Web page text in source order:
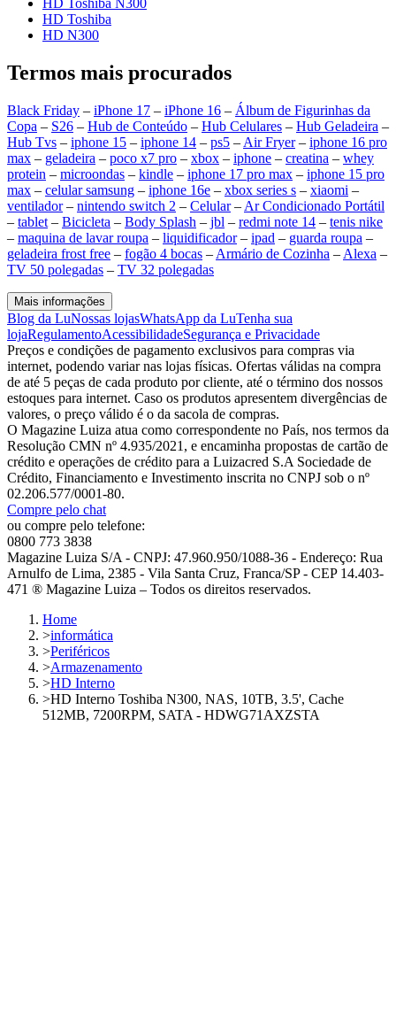
HD Toshiba N300
HD Toshiba
HD N300
Termos mais procurados
Black Friday – iPhone 17 – iPhone 16 – Álbum de Figurinhas da
Copa – S26 – Hub de Conteúdo – Hub Celulares – Hub Geladeira –
Hub Tvs – iphone 15 – iphone 14 – ps5 – Air Fryer– iphone 16 pro
max – geladeira – poco x7 pro – xbox – iphone – creatina – whey
protein – microondas – kindle – iphone 17 pro max – iphone 15 pro
max – celular samsung – iphone 16e – xbox series s – xiaomi –
ventilador– nintendo switch 2 – Celular– Ar Condicionado Portátil
– tablet – Bicicleta – Body Splash – jbl – redmi note 14 – tenis nike
– maquina de lavar roupa – liquidificador– ipad – guarda roupa –
geladeira frost free – fogão 4 bocas – Armário de Cozinha – Alexa –
TV 50 polegadas – TV 32 polegadas
Mais informações
Blog da LuNossas lojasWhatsApp da LuTenha sua
lojaRegulamentoAcessibilidadeSegurança e Privacidade
Preços e condições de pagamento exclusivos para compras via
internet, podendo variar nas lojas físicas. Ofertas válidas na compra
de até 5 peças de cada produto por cliente, até o término dos nossos
estoques para internet. Caso os produtos apresentem divergências de
valores, o preço válido é o da sacola de compras.
O Magazine Luiza atua como correspondente no País, nos termos da
Resolução CMN nº 4.935/2021, e encaminha propostas de cartão de
crédito e operações de crédito para a Luizacred S.A Sociedade de
Crédito, Financiamento e Investimento inscrita no CNPJ sob o nº
02.206.577/0001-80.
Compre pelo chat
ou compre pelo telefone:
0800 773 3838
Magazine Luiza S/A - CNPJ: 47.960.950/1088-36 - Endereço: Rua
Arnulfo de Lima, 2385 - Vila Santa Cruz, Franca/SP - CEP 14.403-
471 ® Magazine Luiza – Todos os direitos reservados.
Home
>informática
>Periféricos
>Armazenamento
>HD Interno
>HD Interno Toshiba N300, NAS, 10TB, 3.5', Cache
512MB, 7200RPM, SATA - HDWG71AXZSTA